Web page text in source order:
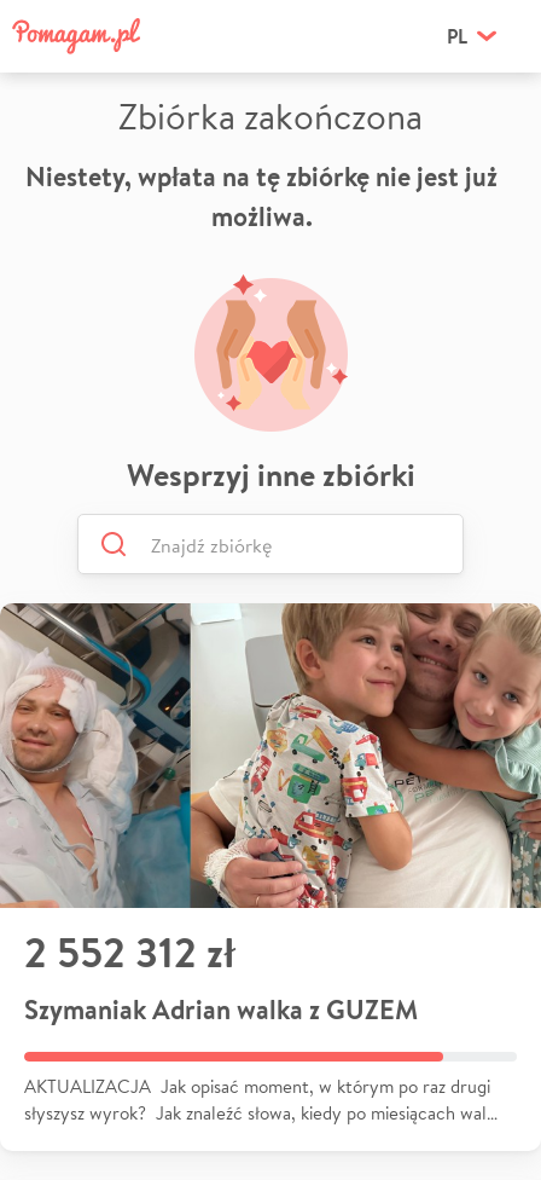
PL
Zbiórka zakończona
Niestety, wpłata na tę zbiórkę nie jest już
możliwa.
Wesprzyj inne zbiórki
2 552 312 zł
Szymaniak Adrian walka z GUZEM
AKTUALIZACJA Jak opisać moment, w którym po raz drugi
słyszysz wyrok? Jak znaleźć słowa, kiedy po miesiącach wal…